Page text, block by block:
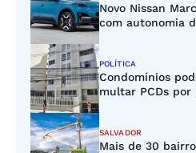
Novo Nissan
com autonomia
POLÍTICA
Condomínios
multar PCDs por
SALVADOR
Mais de 30